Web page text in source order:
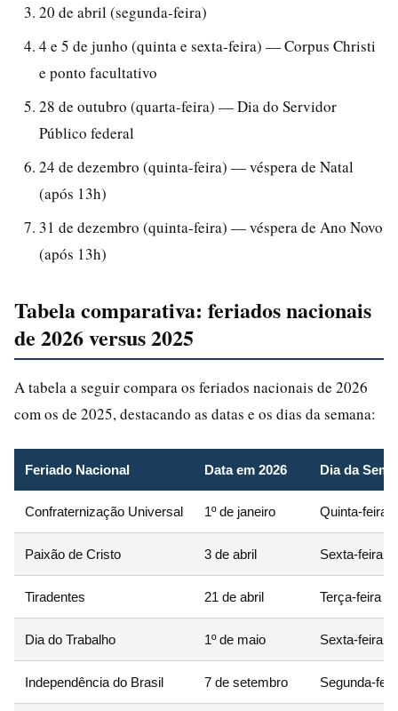
20 de abril (segunda-feira)
4 e 5 de junho (quinta e sexta-feira) — Corpus Christi
e ponto facultativo
28 de outubro (quarta-feira) — Dia do Servidor
Público federal
24 de dezembro (quinta-feira) — véspera de Natal
(após 13h)
31 de dezembro (quinta-feira) — véspera de Ano Novo
(após 13h)
Tabela comparativa: feriados nacionais
de 2026 versus 2025
A tabela a seguir compara os feriados nacionais de 2026
com os de 2025, destacando as datas e os dias da semana:
Feriado Nacional Data em 2026 Dia da
Confraternização Universal 1º de janeiro Quinta-feira
Paixão de Cristo 3 de abril Sexta-feira
Tiradentes 21 de abril Terça-feira
Dia do Trabalho 1º de maio Sexta-feira
Independência do Brasil 7 de setembro Segunda-